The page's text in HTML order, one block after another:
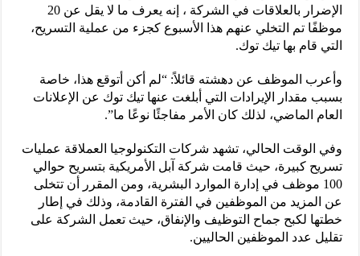
الإضرار بالعلاقات في الشركة ، إنه يعرف ما لا يقل عن 20
موظفًا تم التخلي عنهم هذا الأسبوع كجزء من عملية التسريح،
التي قام بها تيك توك.
وأعرب الموظف عن دهشته قائلاً: “لم أكن أتوقع هذا، خاصة
بسبب مقدار الإيرادات التي أبلغت عنها تيك توك عن الإعلانات
العام الماضي، لذلك كان الأمر مفاجئًا نوعًا ما”.
وفي الوقت الحالي، تشهد شركات التكنولوجيا العملاقة عمليات
تسريح كبيرة، حيث قامت شركة آبل الأمريكية بتسريح حوالي
100 موظف في إدارة الموارد البشرية، ومن المقرر أن تتخلى
عن المزيد من الموظفين في الفترة القادمة، وذلك في إطار
خطتها لكبح جماح التوظيف والإنفاق، حيث تعمل الشركة على
تقليل عدد الموظفين الحاليين.